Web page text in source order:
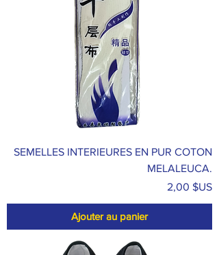
SEMELLES INTERIEURES EN PUR COTON
MELALEUCA.
Prix
2,00 $US
Ajouter au panier